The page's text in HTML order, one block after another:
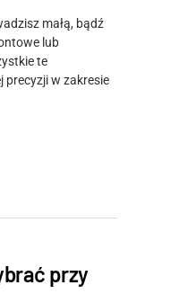
małą, bądź
lub
te
precyzji w zakresie
przy